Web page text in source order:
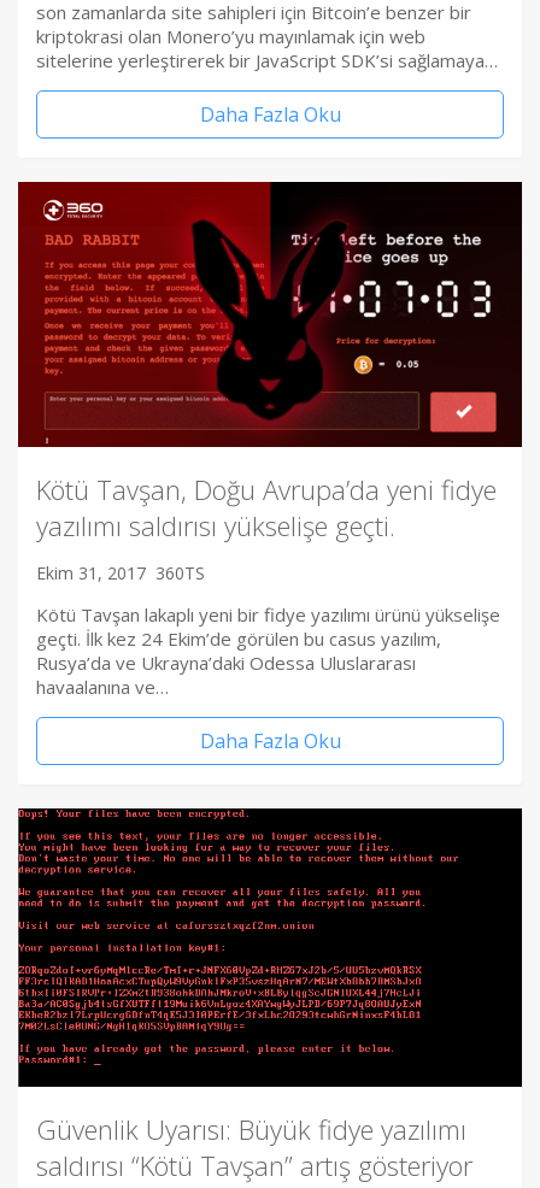
son zamanlarda site sahipleri için Bitcoin’e benzer bir
kriptokrasi olan Monero’yu mayınlamak için web
sitelerine yerleştirerek bir JavaScript SDK’si sağlamaya…
Daha Fazla Oku
Kötü Tavşan, Doğu Avrupa’da yeni fidye
yazılımı saldırısı yükselişe geçti.
Ekim 31, 2017 360TS
Kötü Tavşan lakaplı yeni bir fidye yazılımı ürünü yükselişe
geçti. İlk kez 24 Ekim’de görülen bu casus yazılım,
Rusya’da ve Ukrayna’daki Odessa Uluslararası
havaalanına ve…
Daha Fazla Oku
Güvenlik Uyarısı: Büyük fidye yazılımı
saldırısı “Kötü Tavşan” artış gösteriyor